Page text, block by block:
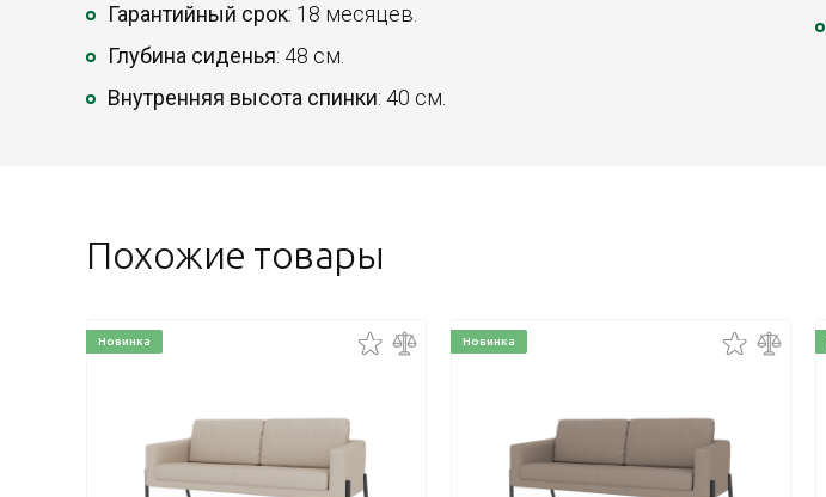
Гарантийный срок: 18 месяцев.
Глубина сиденья: 48 см.
Внутренняя высота спинки: 40 см.
Похожие товары
Новинка Новинка